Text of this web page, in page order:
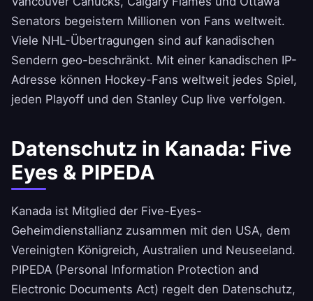
Senators begeistern Millionen von Fans weltweit.
Viele NHL-Übertragungen sind auf kanadischen
Sendern geo-beschränkt. Mit einer kanadischen IP-
Adresse können Hockey-Fans weltweit jedes Spiel,
jeden Playoff und den Stanley Cup live verfolgen.
Datenschutz in Kanada: Five
Eyes & PIPEDA
Kanada ist Mitglied der Five-Eyes-
Geheimdienstallianz zusammen mit den USA, dem
Vereinigten Königreich, Australien und Neuseeland.
PIPEDA (Personal Information Protection and
Electronic Documents Act) regelt den Datenschutz,